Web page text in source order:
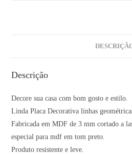
Descrição
Decore sua casa com bom gosto e estilo.
Linda Placa Decorativa linhas
Fabricada em MDF de 3 mm cortado a
especial para mdf em tom preto.
Produto resistente e leve.